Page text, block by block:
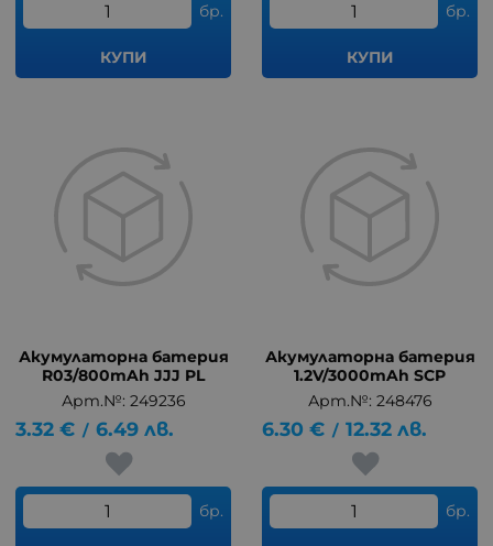
бр.
КУПИ
бр.
КУПИ
Акумулаторна батерия
R03/800mAh JJJ PL
Арт.№: 249236
3.32 € / 6.49 лв.
бр.
Акумулаторна батерия
1.2V/3000mAh SCP
Арт.№: 248476
6.30 € / 12.32 лв.
бр.